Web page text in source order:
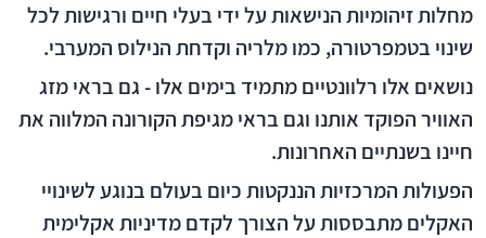
מחלות זיהומיות הנישאות על ידי בעלי חיים ורגישות לכל
שינוי בטמפרטורה, כמו מלריה וקדחת הנילוס המערבי.
נושאים אלו רלוונטיים מתמיד בימים אלו - גם בראי מזג
האוויר הפוקד אותנו וגם בראי מגיפת הקורונה המלווה את
חיינו בשנתיים האחרונות.
הפעולות המרכזיות הננקטות כיום בעולם בנוגע לשינויי
האקלים מתבססות על הצורך לקדם מדיניות אקלימית